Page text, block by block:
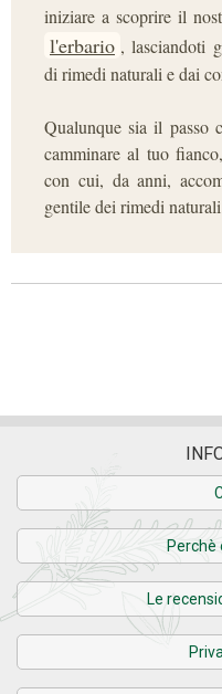
iniziare a scoprire il
l'erbario , lasciandoti
di rimedi naturali e dai
Qualunque sia il passo
camminare al tuo
con cui, da anni,
gentile dei rimedi
Perchè
Le